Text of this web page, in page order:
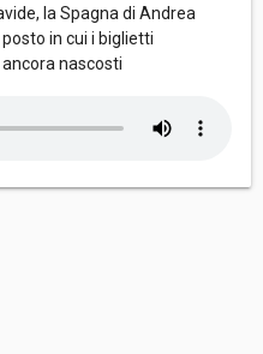
la Spagna di Andrea
in cui i biglietti
nascosti